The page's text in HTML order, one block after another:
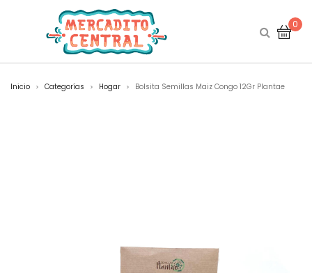
0
Inicio > Categorías > Hogar > Bolsita Semillas Maiz Congo 12Gr Plantae